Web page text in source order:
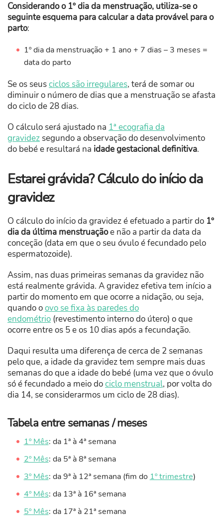
Considerando o 1º dia da menstruação, utiliza-se o
seguinte esquema para calcular a data provável para o
parto:
1º dia da menstruação + 1 ano + 7 dias – 3 meses =
data do parto
Se os seusciclos são irregulares, terá de somar ou
diminuir o número de dias que a menstruação se afasta
do ciclo de 28 dias.
O cálculo será ajustado na 1ª ecografia da
gravidez segundo a observação do desenvolvimento
do bebé e resultará na idade gestacional definitiva.
Estarei grávida? Cálculo do início da
gravidez
O cálculo do início da gravidez é efetuado a partir do 1º
dia da última menstruaçãoe não a partir da data da
conceção (data em que o seu óvulo é fecundado pelo
espermatozoide).
Assim, nas duas primeiras semanas da gravidez não
está realmente grávida. A gravidez efetiva tem início a
partir do momento em que ocorre a nidação, ou seja,
quando oovo se fixa às paredes do
endométrio (revestimento interno do útero) o que
ocorre entre os 5 e os 10 dias após a fecundação.
Daqui resulta uma diferença de cerca de 2 semanas
pelo que, a idade da gravidez tem sempre mais duas
semanas do que a idade do bebé (uma vez que o óvulo
só é fecundado a meio dociclo menstrual, por volta do
dia 14, se considerarmos um ciclo de 28 dias).
Tabela entre semanas / meses
1º Mês: da 1ª à 4ª semana
2º Mês: da 5ª à 8ª semana
3º Mês: da 9ª à 12ª semana (fim do 1º trimestre)
4º Mês: da 13ª à 16ª semana
5º Mês: da 17ª à 21ª semana